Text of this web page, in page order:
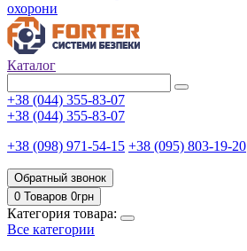
Каталог
+38 (044) 355-83-07
+38 (044) 355-83-07
+38 (098) 971-54-15 +38 (095) 803-19-20
Обратный звонок
0 Товаров 0грн
Категория товара:
Все категории